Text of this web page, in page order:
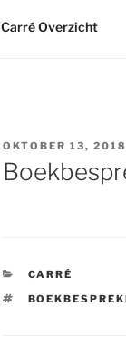
Carré Overzicht
GEPLAATST
OP
OKTOBER 13, 2018
CATEGORIEËN
CARRÉ
TAGS